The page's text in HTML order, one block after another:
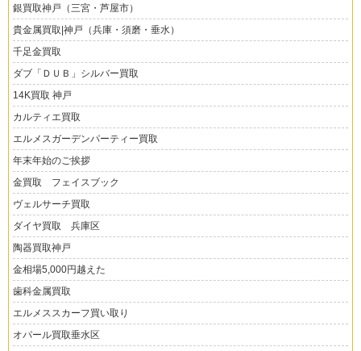
銀買取神戸（三宮・芦屋市）
貴金属買取|神戸（兵庫・須磨・垂水）
千足金買取
ダブ「ＤＵＢ」シルバー買取
14K買取 神戸
カルティエ買取
エルメスガーデンパーティー買取
年末年始のご挨拶
金買取 フェイスブック
ヴェルサーチ買取
ダイヤ買取 兵庫区
陶器買取神戸
金相場5,000円越えた
歯科金属買取
エルメススカーフ買い取り
オパール買取垂水区